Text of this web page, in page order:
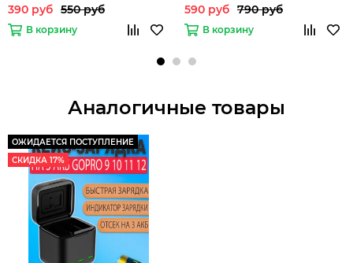
390 руб 550 руб
В корзину
590 руб 790 руб
В корзину
Аналогичные товары
ОЖИДАЕТСЯ ПОСТУПЛЕНИЕ
СКИДКА 17%